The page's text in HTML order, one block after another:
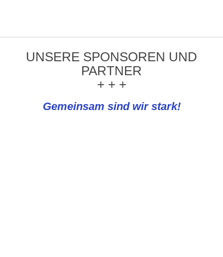
UNSERE SPONSOREN UND
PARTNER
+ + +
Gemeinsam sind wir stark!